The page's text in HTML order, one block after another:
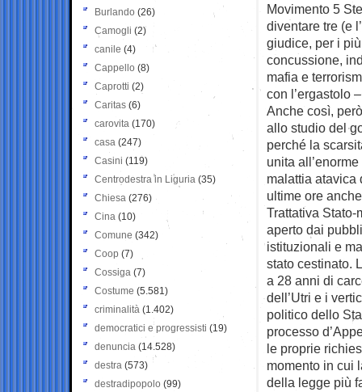
Movimento 5
diventare tre (e
giudice, per i
concussione,
mafia e
con l’ergastolo
Anche così,
allo studio del
perché la
unita
malattia atavica
ultime ore
Trattativa Stato-
aperto dai
istituzionali e
stato cestinato.
a 28 anni di
dell’Utri e i
politico dello
processo
le proprie
momento in cui
della legge più
Burlando (26)
Camogli (2)
canile (4)
Cappello (8)
Caprotti (2)
Caritas (6)
carovita (170)
casa (247)
Casini (119)
Centrodestra in Liguria (35)
Chiesa (276)
Cina (10)
Comune (342)
Coop (7)
Cossiga (7)
Costume (5.581)
criminalità (1.402)
democratici e progressisti (19)
denuncia (14.528)
destra (573)
destradipopolo (99)